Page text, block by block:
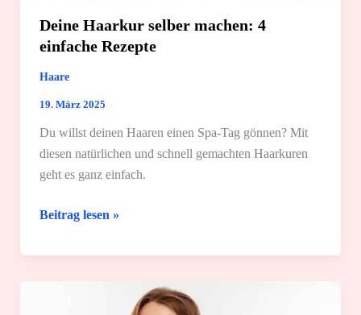
Deine Haarkur selber machen: 4
einfache Rezepte
Haare
19. März 2025
Du willst deinen Haaren einen Spa-Tag gönnen? Mit
diesen natürlichen und schnell gemachten Haarkuren
geht es ganz einfach.
Deine
selber
Beitrag lesen »